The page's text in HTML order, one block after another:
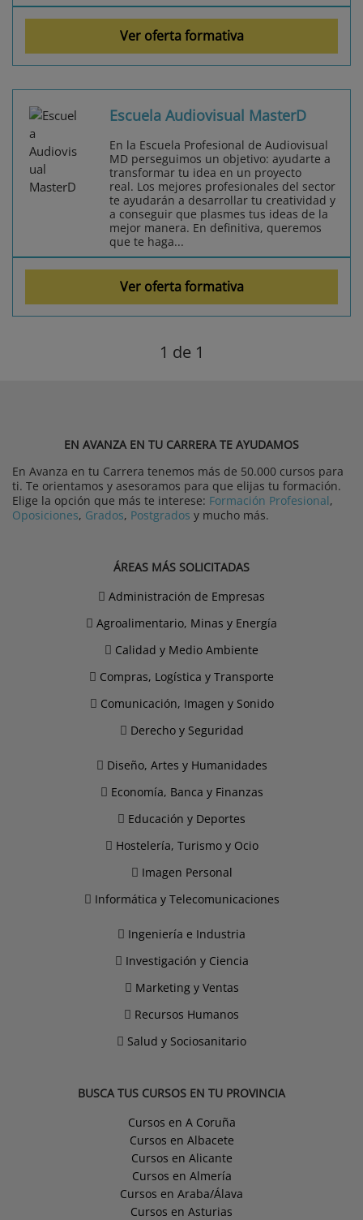
Ver oferta formativa
Escuela Audiovisual MasterD
En la Escuela Profesional de Audiovisual
MD perseguimos un objetivo: ayudarte a
transformar tu idea en un proyecto
real. Los mejores profesionales del sector
te ayudarán a desarrollar tu creatividad y
a conseguir que plasmes tus ideas de la
mejor manera. En definitiva, queremos
que te haga...
Ver oferta formativa
1 de 1
EN AVANZA EN TU CARRERA TE AYUDAMOS
En Avanza en tu Carrera tenemos más de 50.000 cursos para
ti. Te orientamos y asesoramos para que elijas tu formación.
Elige la opción que más te interese: Formación Profesional,
Oposiciones, Grados, Postgrados y mucho más.
ÁREAS MÁS SOLICITADAS
Administración de Empresas
Agroalimentario, Minas y Energía
Calidad y Medio Ambiente
Compras, Logística y Transporte
Comunicación, Imagen y Sonido
Derecho y Seguridad
Diseño, Artes y Humanidades
Economía, Banca y Finanzas
Educación y Deportes
Hostelería, Turismo y Ocio
Imagen Personal
Informática y Telecomunicaciones
Ingeniería e Industria
Investigación y Ciencia
Marketing y Ventas
Recursos Humanos
Salud y Sociosanitario
BUSCA TUS CURSOS EN TU PROVINCIA
Cursos en A Coruña
Cursos en Albacete
Cursos en Alicante
Cursos en Almería
Cursos en Araba/Álava
Cursos en Asturias